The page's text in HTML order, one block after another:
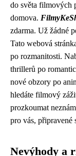
do světa filmových
domova.
zdarma. Už žádné
Tato webová
po rozmanitosti.
thrillerů po
nové obzory po
hledáte filmový
prozkoumat
pro vás, připravené
Nevýhody a